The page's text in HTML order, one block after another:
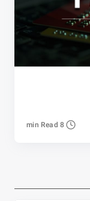
8 min Read